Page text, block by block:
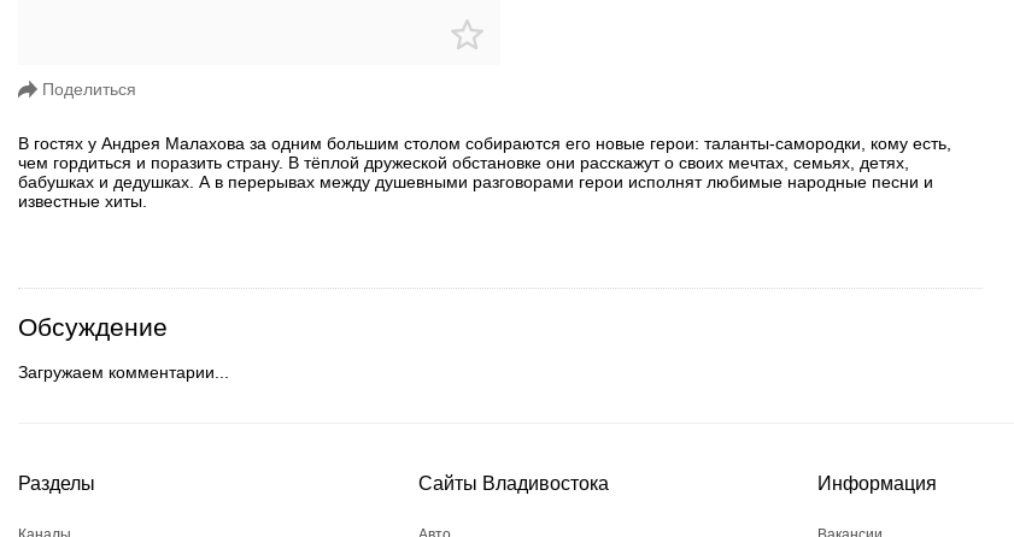
Поделиться
В гостях у Андрея Малахова за одним большим столом собираются его новые герои: таланты-самородки, кому есть,
чем гордиться и поразить страну. В тёплой дружеской обстановке они расскажут о своих мечтах, семьях, детях,
бабушках и дедушках. А в перерывах между душевными разговорами герои исполнят любимые народные песни и
известные хиты.
Обсуждение
Загружаем комментарии...
Разделы Сайты Владивостока Информация